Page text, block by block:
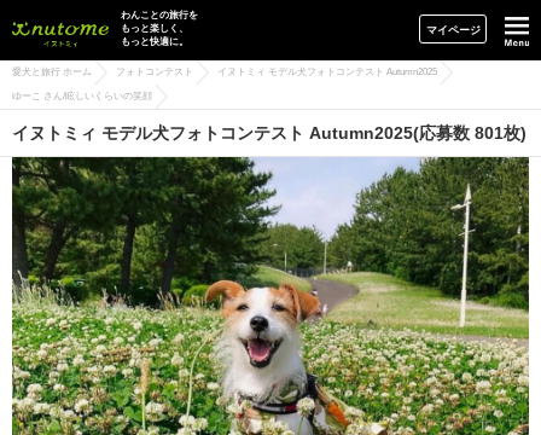
イヌトミィ
わんことの旅行を
もっと楽しく、
もっと快適に。
マイページ
愛犬と旅行 ホーム フォトコンテスト イヌトミィ モデル犬フォトコンテスト Autumn2025
ゆーこ さん/眩しいくらいの笑顔
イヌトミィ モデル犬フォトコンテスト Autumn2025(応募数 801枚)